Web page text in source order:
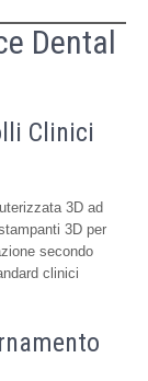
Dental
Clinici
3D ad
3D per
secondo
clinici